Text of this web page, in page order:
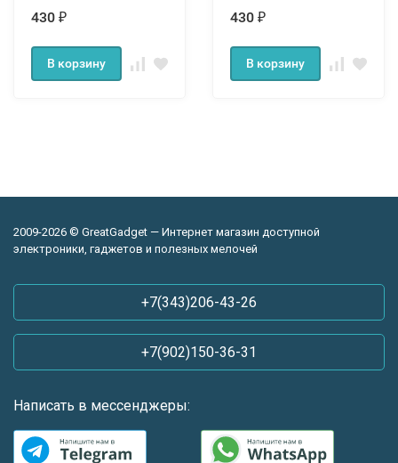
430 ₽
В корзину
430 ₽
В корзину
2009-2026 © GreatGadget — Интернет магазин доступной
электроники, гаджетов и полезных мелочей
+7(343)206-43-26
+7(902)150-36-31
Написать в мессенджеры: